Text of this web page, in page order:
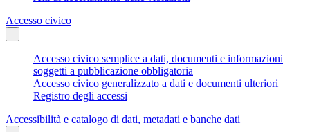
Accesso civico
Accesso civico semplice a dati, documenti e informazioni
soggetti a pubblicazione obbligatoria
Accesso civico generalizzato a dati e documenti ulteriori
Registro degli accessi
Accessibilità e catalogo di dati, metadati e banche dati